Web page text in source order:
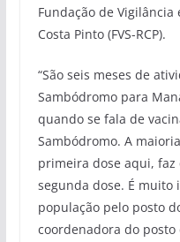
Fundação de Vigilância
Costa Pinto (FVS-RCP).
“São seis meses de
Sambódromo para
quando se fala de
Sambódromo. A
primeira dose aqui,
segunda dose. É muito
população pelo posto
coordenadora do posto